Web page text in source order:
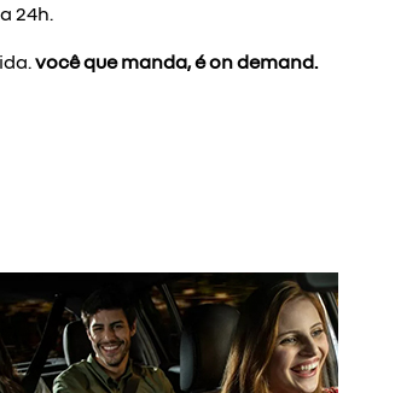
24h.
você que manda, é on demand.